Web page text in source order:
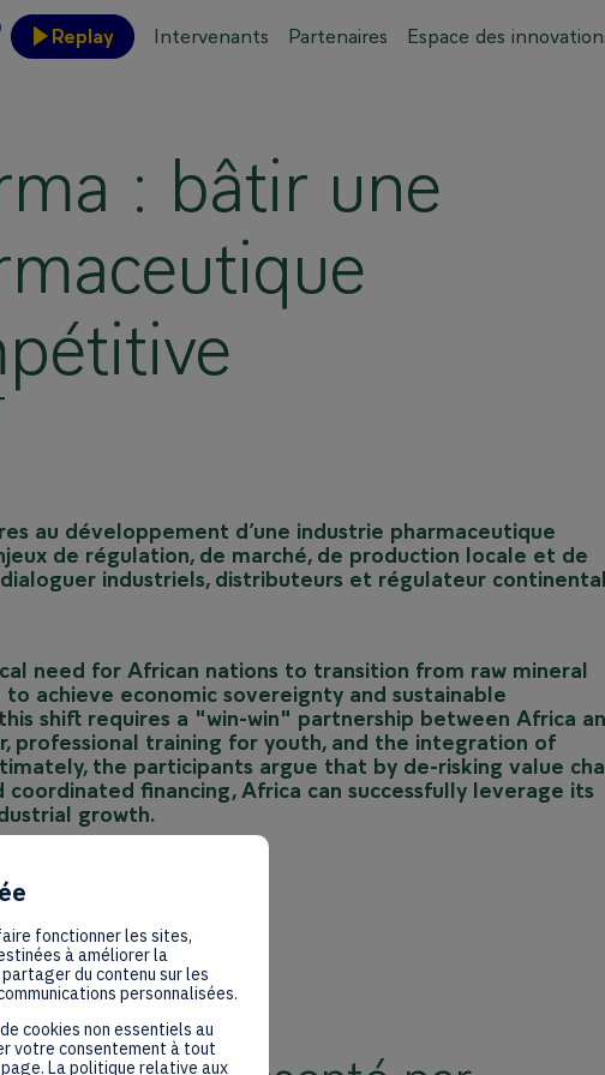
Replay Intervenants Partenaires Espace des
: bâtir une
au développement d’une industrie pharmaceutique
de régulation, de marché, de production locale et de
industriels, distributeurs et régulateur
need for African nations to transition from raw mineral
achieve economic sovereignty and sustainable
shift requires a "win-win" partnership between Africa
professional training for youth, and the integration of
the participants argue that by de-risking value
financing, Africa can successfully leverage its
growth.
fonctionner les sites,
à améliorer la
du contenu sur les
personnalisées.
cookies non essentiels au
votre consentement à tout
La politique relative aux